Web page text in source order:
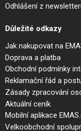
Odhlášení z
Důležité odkazy
Jak nakupovat na
Doprava a platba
Obchodní podmínky
Reklamační řád a
Zásady zpracování
Aktuální ceník
Mobilní aplikace
Velkoobchodní